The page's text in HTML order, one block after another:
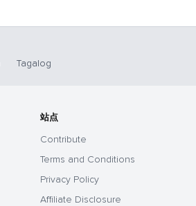
Tagalog
站点
Contribute
Terms and Conditions
Privacy Policy
Affiliate Disclosure